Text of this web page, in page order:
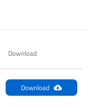
Download
Download